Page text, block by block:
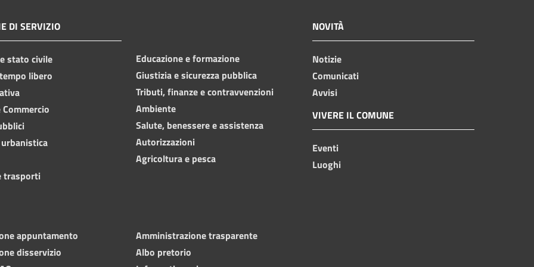
DI SERVIZIO
stato civile
libero
trasporti
Educazione e formazione
Giustizia e sicurezza pubblica
Tributi, finanze e contravvenzioni
Ambiente
Salute, benessere e assistenza
Autorizzazioni
Agricoltura e pesca
NOVITÀ
Notizie
Comunicati
Avvisi
VIVERE IL COMUNE
Eventi
Luoghi
appuntamento
disservizio
Amministrazione trasparente
Albo pretorio